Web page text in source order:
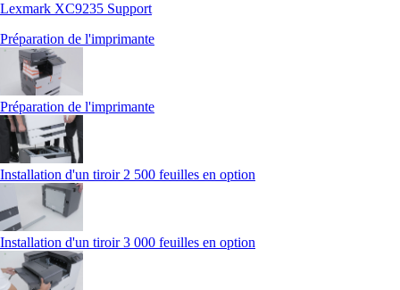
Lexmark XC9235 Support
Préparation de l'imprimante
Préparation de l'imprimante
Installation d'un tiroir 2 500 feuilles en option
Installation d'un tiroir 3 000 feuilles en option